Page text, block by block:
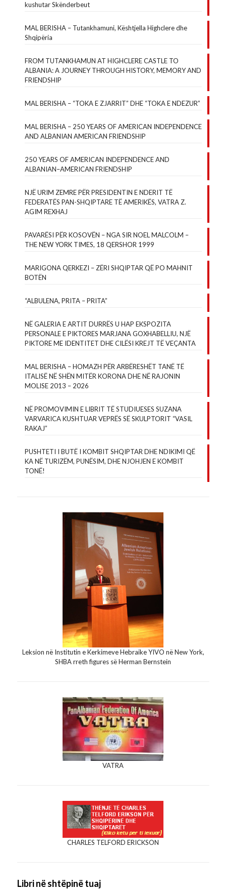
kushutar Skënderbeut
MAL BERISHA – Tutankhamuni, Kështjella Highclere dhe
Shqipëria
FROM TUTANKHAMUN AT HIGHCLERE CASTLE TO
ALBANIA: A JOURNEY THROUGH HISTORY, MEMORY AND
FRIENDSHIP
MAL BERISHA – “TOKA E ZJARRIT” DHE “TOKA E NDEZUR”
MAL BERISHA – 250 YEARS OF AMERICAN INDEPENDENCE
AND ALBANIAN AMERICAN FRIENDSHIP
250 YEARS OF AMERICAN INDEPENDENCE AND
ALBANIAN–AMERICAN FRIENDSHIP
NJË URIM ZEMRE PËR PRESIDENTIN E NDERIT TË
FEDERATËS PAN-SHQIPTARE TË AMERIKËS, VATRA Z.
AGIM REXHAJ
PAVARËSI PËR KOSOVËN – NGA SIR NOEL MALCOLM –
THE NEW YORK TIMES, 18 QERSHOR 1999
MARIGONA QERKEZI – ZËRI SHQIPTAR QË PO MAHNIT
BOTËN
“ALBULENA, PRITA – PRITA”
NË GALERIA E ARTIT DURRËS U HAP EKSPOZITA
PERSONALE E PIKTORES MARJANA GOXHABELLIU, NJË
PIKTORE ME IDENTITET DHE CILËSI KREJT TË VEÇANTA
MAL BERISHA – HOMAZH PËR ARBËRESHËT TANË TË
ITALISË NË SHËN MITËR KORONA DHE NË RAJONIN
MOLISE 2013 – 2026
NË PROMOVIMIN E LIBRIT TË STUDIUESES SUZANA
VARVARICA KUSHTUAR VEPRËS SË SKULPTORIT “VASIL
RAKAJ”
PUSHTETI I BUTË I KOMBIT SHQIPTAR DHE NDIKIMI QË
KA NË TURIZËM, PUNËSIM, DHE NJOHJEN E KOMBIT
TONË!
Leksion në Institutin e Kerkimeve Hebraike YIVO në New York,
SHBA rreth figures së Herman Bernstein
VATRA
CHARLES TELFORD ERICKSON
Libri në shtëpinë tuaj